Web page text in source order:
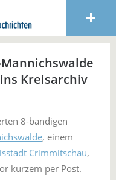
Kreisarchiv
8-bändigen
, einem
Crimmitschau,
kurzem per Post.